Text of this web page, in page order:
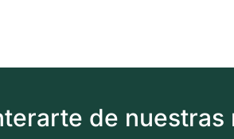
de nuestras